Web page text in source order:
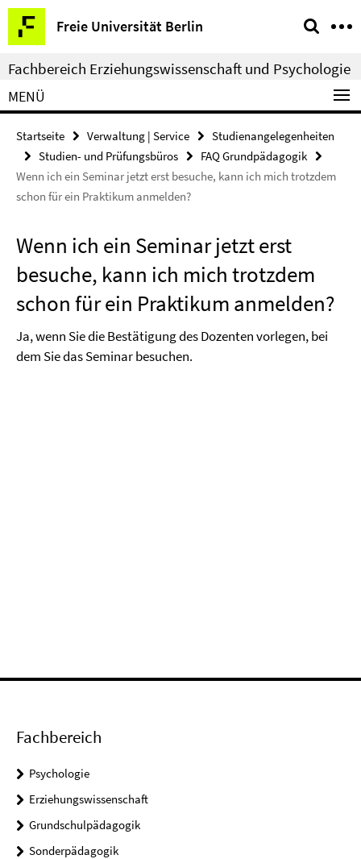
Springe
direkt
zu
Inhalt
Freie Universität Berlin
Service-
Navigation
Fachbereich Erziehungswissenschaft und Psychologie
MENÜ
Startseite Verwaltung | Service
Studienangelegenheiten
Studien- und Prüfungsbüros
FAQ Grundpädagogik
Wenn ich ein Seminar jetzt erst besuche, kann ich mich trotzdem
schon für ein Praktikum anmelden?
Wenn ich ein Seminar jetzt erst
besuche, kann ich mich trotzdem
schon für ein Praktikum anmelden?
Ja, wenn Sie die Bestätigung des Dozenten vorlegen, bei
dem Sie das Seminar besuchen.
Fachbereich
Psychologie
Erziehungswissenschaft
Grundschulpädagogik
Sonderpädagogik